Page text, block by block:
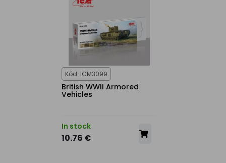
Kód: ICM3099
British WWII Armored
Vehicles
In stock
10.76 €